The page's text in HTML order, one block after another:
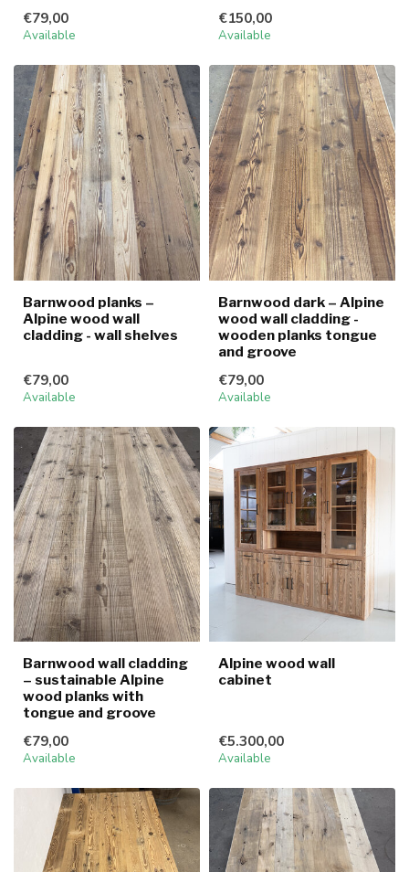
€79,00
Available
€150,00
Available
Barnwood planks –
Alpine wood wall
cladding - wall shelves
€79,00
Available
Barnwood dark – Alpine
wood wall cladding -
wooden planks tongue
and groove
€79,00
Available
Barnwood wall cladding
– sustainable Alpine
wood planks with
tongue and groove
€79,00
Available
Alpine wood wall
cabinet
€5.300,00
Available